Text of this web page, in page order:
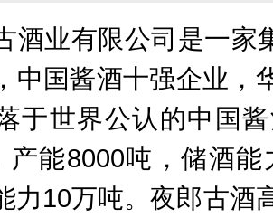
酒业有限公司是一家
中国酱酒十强企业，
于世界公认的中国
产能8000吨，储酒
力10万吨。夜郎古酒